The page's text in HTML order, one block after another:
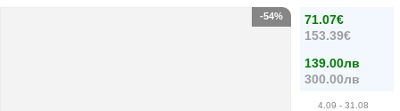
71.07€
153.39€
139.00лв
300.00лв
4.09 - 31.08
-54%